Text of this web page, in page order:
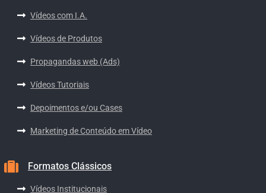
Vídeos com I.A.
Vídeos de Produtos
Propagandas web (Ads)
Vídeos Tutoriais
Depoimentos e/ou Cases
Marketing de Conteúdo em Vídeo
Formatos Clássicos
Vídeos Institucionais